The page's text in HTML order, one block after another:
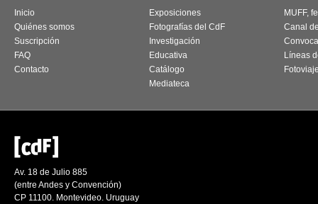
Inicio
Quiénes somos
Suscripción
FAQ
Contacto
Exposiciones
Fotografías del CdF
Investigación
Educativa
Catálogo
Mediateca
MUFF,
Canal
Líneas
Av. 18 de Julio 885
(entre Andes y Convención)
CP 11100. Montevideo. Uruguay